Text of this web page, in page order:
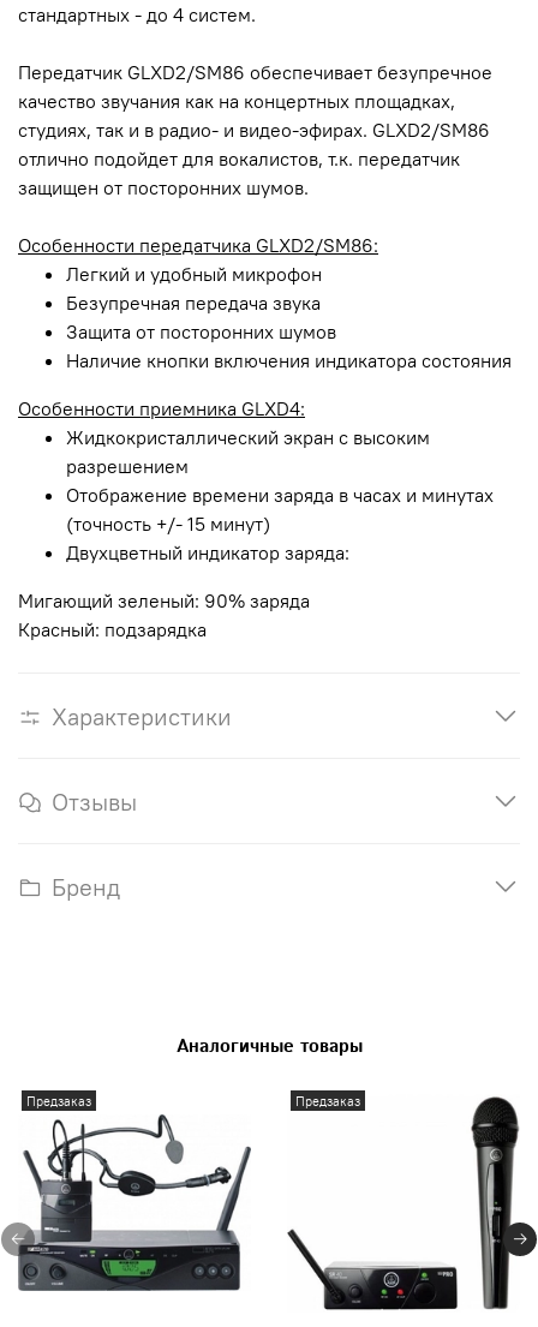
стандартных - до 4 систем.
Передатчик GLXD2/SM86 обеспечивает безупречное
качество звучания как на концертных площадках,
студиях, так и в радио- и видео-эфирах. GLXD2/SM86
отлично подойдет для вокалистов, т.к. передатчик
защищен от посторонних шумов.
Особенности передатчика GLXD2/SM86:
Легкий и удобный микрофон
Безупречная передача звука
Защита от посторонних шумов
Наличие кнопки включения индикатора состояния
Особенности приемника GLXD4:
Жидкокристаллический экран с высоким
разрешением
Отображение времени заряда в часах и минутах
(точность +/- 15 минут)
Двухцветный индикатор заряда:
Мигающий зеленый: 90% заряда
Красный: подзарядка
Характеристики
Отзывы
Бренд
Аналогичные товары
Предзаказ Предзаказ